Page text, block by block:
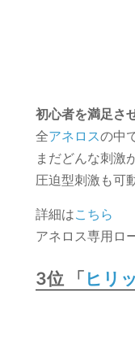
初心者を満足さ
全アネロスの中
まだどんな刺激
圧迫型刺激も可
詳細はこちら
アネロス専用ロ
3位 「 ヒリ